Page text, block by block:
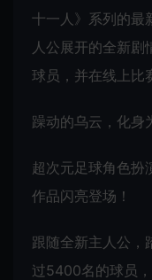
十一人》系列的最
人公展开的全新
球员，并在线上比
躁动的乌云，化
超次元足球角色扮
作品闪亮登场！
跟随全新主人公，
过5400名的球员